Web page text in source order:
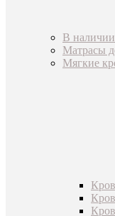
В
Матрасы
Мягкие